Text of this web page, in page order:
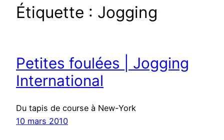
Étiquette : Jogging
Petites foulées | Jogging
International
Du tapis de course à New-York
10 mars 2010